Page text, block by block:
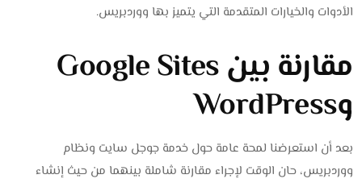
الأدوات والخيارات المتقدمة التي يتميز بها ووردبريس.
مقارنة بين Google Sites
وWordPress
بعد أن استعرضنا لمحة عامة حول خدمة جوجل سايت ونظام
ووردبريس، حان الوقت لإجراء مقارنة شاملة بينهما من حيث إنشاء